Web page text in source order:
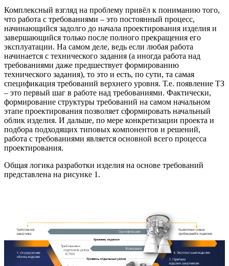
Комплексный взгляд на проблему привёл к пониманию того,
что работа с требованиями – это постоянный процесс,
начинающийся задолго до начала проектирования изделия и
завершающийся только после полного прекращения его
эксплуатации. На самом деле, ведь если любая работа
начинается с технического задания (а иногда работа над
требованиями даже предшествует формированию
технического задания), то это и есть, по сути, та самая
спецификация требований верхнего уровня. Т.е. появление ТЗ
– это первый шаг в работе над требованиями. Фактически,
формирование структуры требований на самом начальном
этапе проектирования позволяет сформировать начальный
облик изделия. И дальше, по мере конкретизации проекта и
подбора подходящих типовых компонентов и решений,
работа с требованиями является основной всего процесса
проектирования.
Общая логика разработки изделия на основе требований
представлена на рисунке 1.